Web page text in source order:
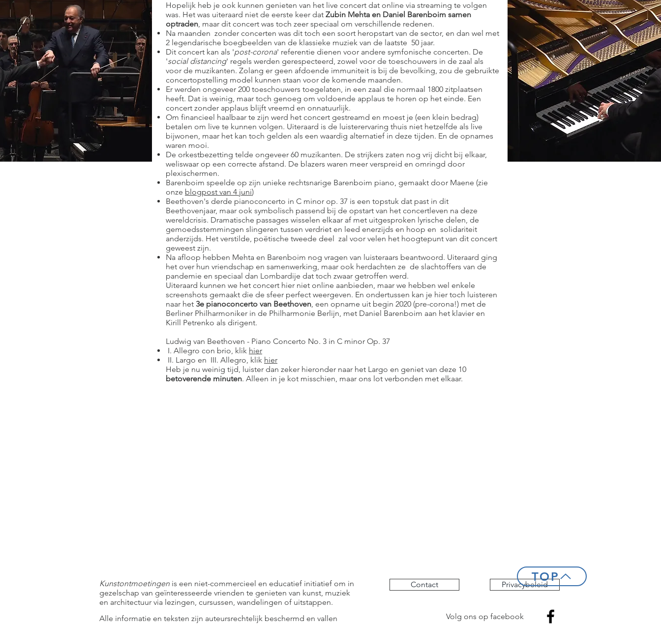
Hopelijk heb je ook kunnen genieten van het live concert dat online via streaming te volgen
was. Het was uiteraard niet de eerste keer dat Zubin Mehta en Daniel Barenboim samen
optraden, maar dit concert was toch zeer speciaal om verschillende redenen.
Na maanden zonder concerten was dit toch een soort heropstart van de sector, en dan wel met
2 legendarische boegbeelden van de klassieke muziek van de laatste 50 jaar.
Dit concert kan als 'post-corona' referentie dienen voor andere symfonische concerten. De
'social distancing' regels werden gerespecteerd, zowel voor de toeschouwers in de zaal als
voor de muzikanten. Zolang er geen afdoende immuniteit is bij de bevolking, zou de gebruikte
concertopstelling model kunnen staan voor de komende maanden.
Er werden ongeveer 200 toeschouwers toegelaten, in een zaal die normaal 1800 zitplaatsen
heeft. Dat is weinig, maar toch genoeg om voldoende applaus te horen op het einde. Een
concert zonder applaus blijft vreemd en onnatuurlijk.
Om financieel haalbaar te zijn werd het concert gestreamd en moest je (een klein bedrag)
betalen om live te kunnen volgen. Uiteraard is de luisterervaring thuis niet hetzelfde als live
bijwonen, maar het kan toch gelden als een waardig alternatief in deze tijden. En de opnames
waren mooi.
De orkestbezetting telde ongeveer 60 muzikanten. De strijkers zaten nog vrij dicht bij elkaar,
weliswaar op een correcte afstand. De blazers waren meer verspreid en omringd door
plexischermen.
Barenboim speelde op zijn unieke rechtsnarige Barenboim piano, gemaakt door Maene (zie
onze blogpost van 4 juni)
Beethoven's derde pianoconcerto in C minor op. 37 is een topstuk dat past in dit
Beethovenjaar, maar ook symbolisch passend bij de opstart van het concertleven na deze
wereldcrisis. Dramatische passages wisselen elkaar af met uitgesproken lyrische delen, de
gemoedsstemmingen slingeren tussen verdriet en leed enerzijds en hoop en solidariteit
anderzijds. Het verstilde, poëtische tweede deel zal voor velen het hoogtepunt van dit concert
geweest zijn.
Na afloop hebben Mehta en Barenboim nog vragen van luisteraars beantwoord. Uiteraard ging
het over hun vriendschap en samenwerking, maar ook herdachten ze de slachtoffers van de
pandemie en speciaal dan Lombardije dat toch zwaar getroffen werd.
Uiteraard kunnen we het concert hier niet online aanbieden, maar we hebben wel enkele
screenshots gemaakt die de sfeer perfect weergeven. En ondertussen kan je hier toch luisteren
naar het 3e pianoconcerto van Beethoven, een opname uit begin 2020 (pre-corona!) met de
Berliner Philharmoniker in de Philharmonie Berlijn, met Daniel Barenboim aan het klavier en
Kirill Petrenko als dirigent.
Ludwig van Beethoven - Piano Concerto No. 3 in C minor Op. 37
I. Allegro con brio, klik hier
II. Largo en III. Allegro, klik hier
Heb je nu weinig tijd, luister dan zeker hieronder naar het Largo en geniet van deze 10
betoverende minuten. Alleen in je kot misschien, maar ons lot verbonden met elkaar.
TOP
Kunstontmoetingen is een niet-commercieel en educatief initiatief om in
gezelschap van geïnteresseerde vrienden te genieten van kunst, muziek
en architectuur via lezingen, cursussen, wandelingen of uitstappen.
Alle informatie en teksten zijn auteursrechtelijk beschermd en vallen
Contact Privacybeleid
Volg ons op facebook